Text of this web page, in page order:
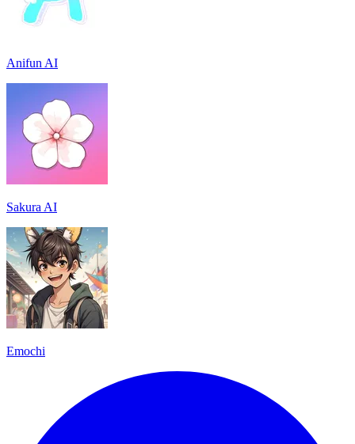
Anifun AI
Sakura AI
Emochi